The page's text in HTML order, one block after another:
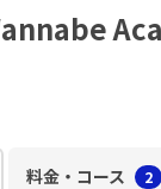
料金・コース 2